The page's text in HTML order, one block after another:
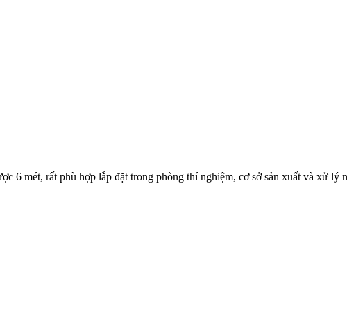
mét, rất phù hợp lắp đặt trong phòng thí nghiệm, cơ sở sản xuất và xử lý